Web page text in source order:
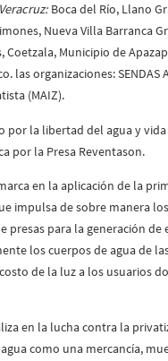
Boca del Río, Llano
Nueva Villa Barranca
Coetzala, Municipio de
las organizaciones: SENDAS
(MAIZ).
por la libertad del agua y
por la Presa Reventason.
en la aplicación de la
impulsa de sobre manera
presas para la generación de
los cuerpos de agua de
de la luz a los usuarios
en la lucha contra la
como una mercancía,